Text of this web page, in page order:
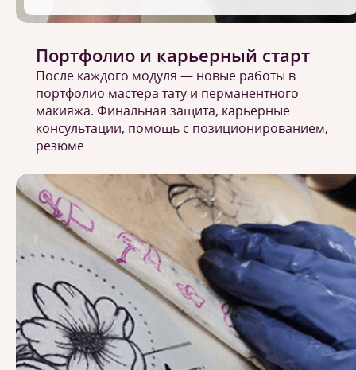
Портфолио и карьерный старт
После каждого модуля — новые работы в
портфолио мастера тату и перманентного
макияжа. Финальная защита, карьерные
консультации, помощь с позиционированием,
резюме